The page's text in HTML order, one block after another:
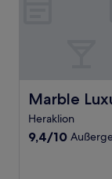
Marble
Marble Luxury
Heraklion
9.4
9,4/10